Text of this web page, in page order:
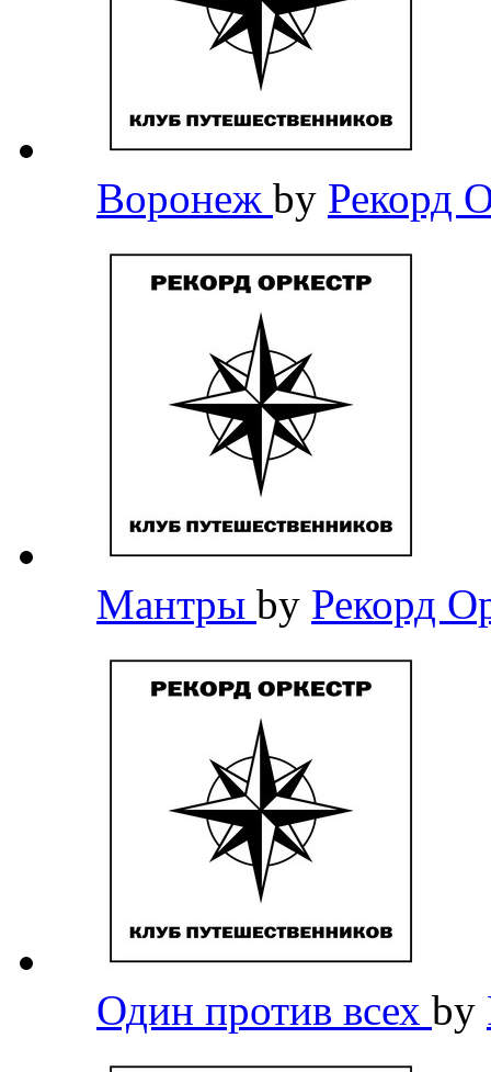
Воронеж by Рекорд
Мантры by Рекорд
Один против всех by